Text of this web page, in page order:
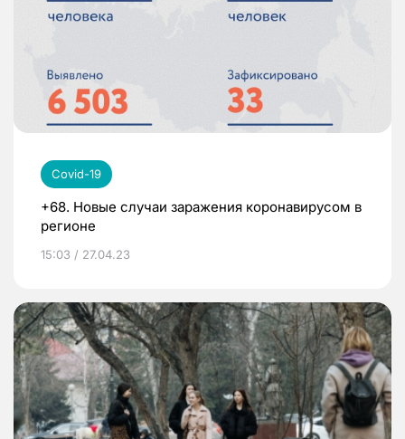
Covid-19
+68. Новые случаи заражения коронавирусом в
регионе
15:03 / 27.04.23